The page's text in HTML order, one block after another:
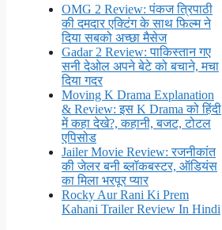
OMG 2 Review: पंकज त्रिपाठी
की दमदार एक्टिंग के साथ फिल्म ने
दिया सबको अच्छा मैसेज
Gadar 2 Review: पाकिस्तान गए
सनी देओल अपने बेटे को बचाने, मचा
दिया गदर
Moving K Drama Explanation
& Review: इस K Drama को हिंदी
में कहा देखे?, कहानी, बजट, टोटल
एपिसोड
Jailer Movie Review: रजनीकांत
की जेलर बनी ब्लॉकबस्टर, ऑडियंस
का मिला भरपूर प्यार
Rocky Aur Rani Ki Prem
Kahani Trailer Review In Hindi